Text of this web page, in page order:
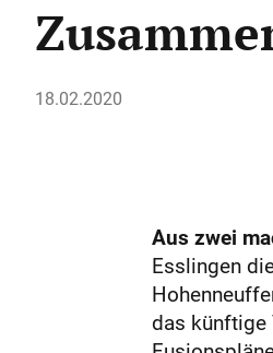
18.02.2020
Aus zwei
Esslingen
das künftige